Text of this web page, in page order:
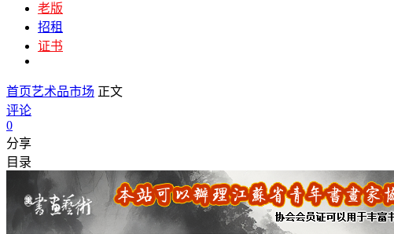
老版
招租
证书
首页艺术品市场 正文
评论
0
分享
目录